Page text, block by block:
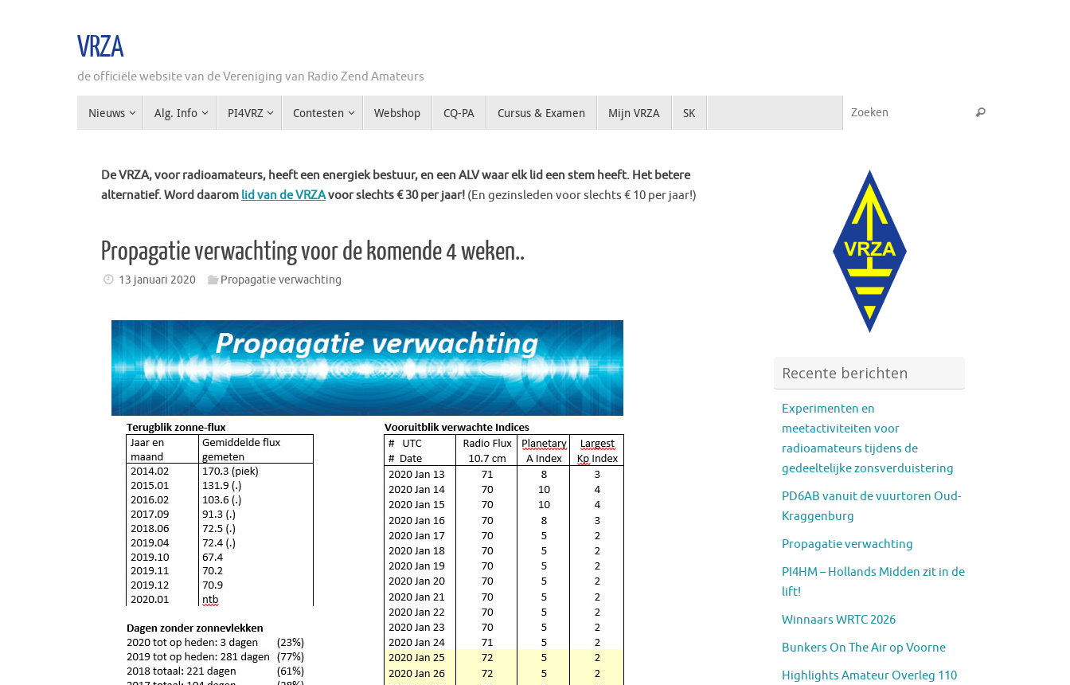
VRZA
de officiële website van de Vereniging van Radio Zend Amateurs
naarNieuws Alg. Info PI4VRZ Contesten Webshop CQ-PA Cursus & Examen Mijn VRZA SK Zoeken
De VRZA, voor radioamateurs, heeft een energiek bestuur, en een ALV waar elk lid een stem heeft. Het betere
alternatief. Word daarom lid van de VRZAvoor slechts € 30 per jaar! (En gezinsleden voor slechts € 10 per jaar!)
Propagatie verwachting voor de komende 4 weken..
13 januari 2020 Propagatie verwachting
Recente berichten
Experimenten en
meetactiviteiten voor
radioamateurs tijdens de
gedeeltelijke zonsverduistering
PD6AB vanuit de vuurtoren Oud-
Kraggenburg
Propagatie verwachting
PI4HM – Hollands Midden zit in de
lift!
Winnaars WRTC 2026
Bunkers On The Air op Voorne
Highlights Amateur Overleg 110